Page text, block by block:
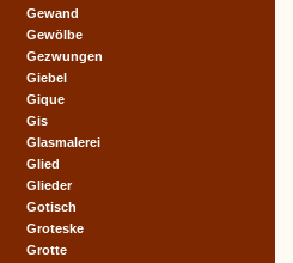
Gewand
Gewölbe
Gezwungen
Giebel
Gique
Gis
Glasmalerei
Glied
Glieder
Gotisch
Groteske
Grotte